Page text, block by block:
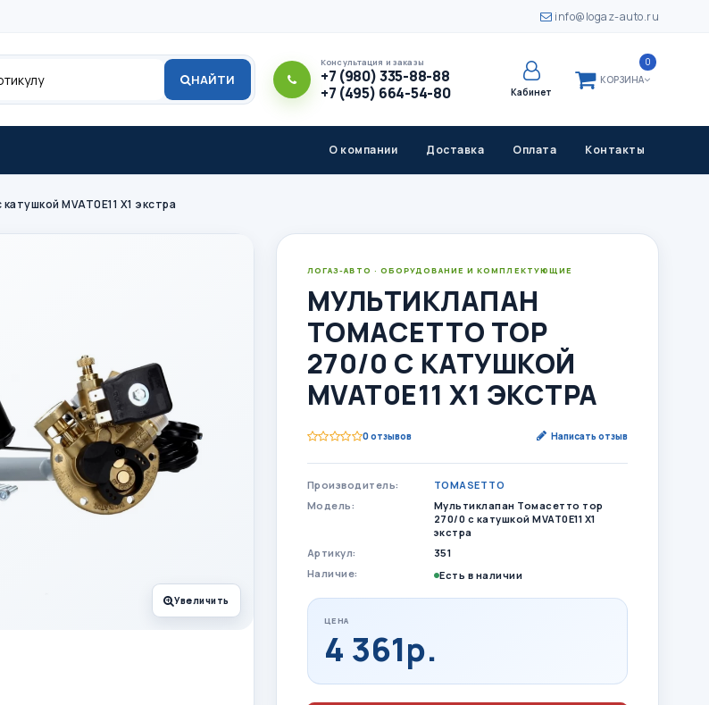
info@logaz-auto.ru
НАЙТИ
Консультация и заказы
+7 (980) 335-88-88
+7 (495) 664-54-80
Кабинет
КОРЗИНА
0
О компании Доставка Оплата Контакты
MVAT0E11 X1 экстра
Увеличить
ЛОГАЗ-АВТО · ОБОРУДОВАНИЕ И КОМПЛЕКТУЮЩИЕ
МУЛЬТИКЛАПАН
ТОМАСЕТТО ТОР
270/0 С КАТУШКОЙ
MVAT0E11 X1 ЭКСТРА
0 отзывов Написать отзыв
Производитель:
TOMASETTO
Модель:
Мультиклапан Томасетто тор
270/0 с катушкой MVAT0E11 X1
экстра
Артикул:
351
Наличие:
Есть в наличии
ЦЕНА
4 361р.